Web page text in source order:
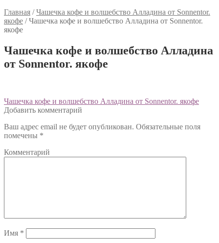
Главная /Чашечка кофе и волшебство Алладина от Sonnentor.
якофе /Чашечка кофе и волшебство Алладина от Sonnentor.
якофе
Чашечка кофе и волшебство Алладина
от Sonnentor. якофе
Навигация
по
записям
Предыдущий:
Чашечка кофе и волшебство Алладина от Sonnentor. якофе
Добавить комментарий
Ваш адрес email не будет опубликован. Обязательные поля
помечены *
Комментарий
Имя *